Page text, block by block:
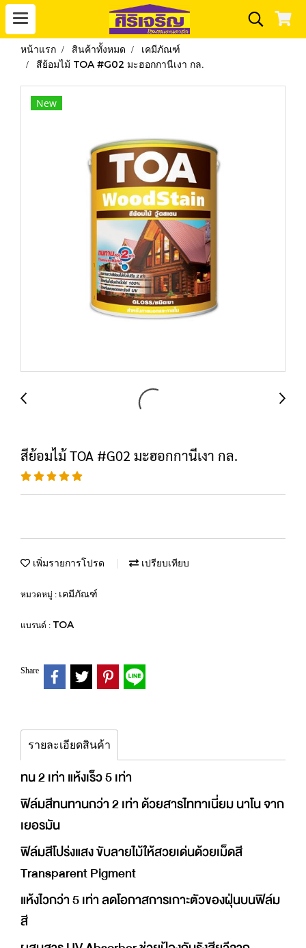
หน้าแรก สินค้าทั้งหมด
เคมีภัณฑ์
สีย้อมไม้ TOA #G02 มะฮอกกานีเงา กล.
New
สีย้อมไม้ TOA #G02 มะฮอกกานีเงา กล.
เพิ่มรายการโปรด เปรียบเทียบ
หมวดหมู่ : เคมีภัณฑ์
แบรนด์ : TOA
Share
รายละเอียดสินค้า
ทน 2 เท่า แห้งเร็ว 5 เท่า
ฟิล์มสีทนทานกว่า 2 เท่า ด้วยสารไททาเนี่ยม นาโน จาก
เยอรมัน
ฟิล์มสีโปร่งแสง ขับลายไม้ให้สวยเด่นด้วยเม็ดสี
Transparent Pigment
แห้งไวกว่า 5 เท่า ลดโอกาสการเกาะตัวของฝุ่นบนฟิล์ม
สี